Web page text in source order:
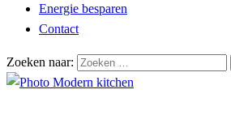
Energie besparen
Contact
Zoeken naar: